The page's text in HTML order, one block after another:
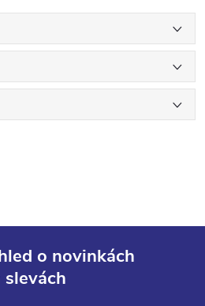
o novinkách
slevách